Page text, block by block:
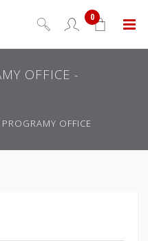
Menu
0
OFFICE -
OFFICE